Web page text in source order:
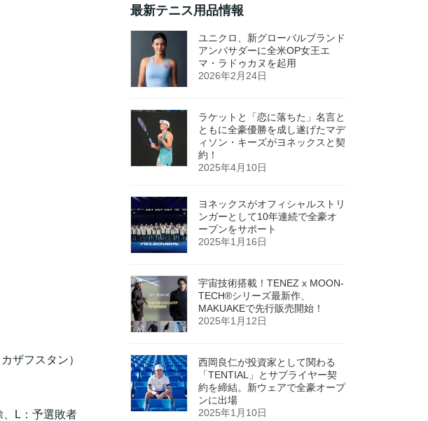
ザフスタン）
L：予選敗者
最新テニス用品情報
ユニクロ、新グローバルブランド
アンバサダーに全米OP女王エ
マ・ラドゥカヌを起用
2026年2月24日
ラケットと「恋に落ちた」名言と
ともに全豪優勝を成し遂げたマデ
ィソン・キーズがヨネックスと契
約！
2025年4月10日
ヨネックスがオフィシャルストリ
ンガーとして10年連続で全豪オ
ープンをサポート
2025年1月16日
宇宙技術搭載！TENEZ x MOON-
TECH®シリーズ最新作、
MAKUAKEで先行販売開始！
2025年1月12日
西岡良仁が投資家として関わる
「TENTIAL」とサプライヤー契
約を締結。新ウェアで全豪オープ
ンに出場
2025年1月10日